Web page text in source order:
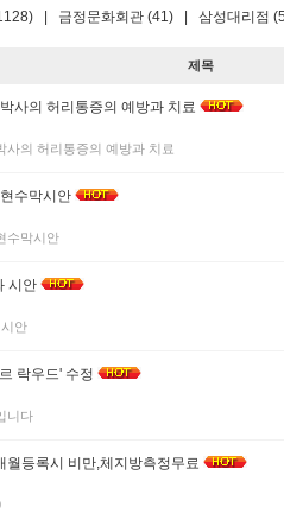
금정문화회관 (41)
삼성대리점
제목
사의 허리통증의 예방과 치료
사의 허리통증의 예방과 치료
수막시안
수막시안
시안
안
락우드' 수정
니다
월등록시 비만,체지방측정무료